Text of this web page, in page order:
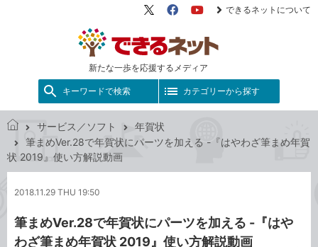
新たな一歩を応援するメディア
X（旧
FacebookYouTube
できるネットについて
キーワードで検索 カテゴリーから探す
で
き
ッ
サービス／ソフト
年賀状
筆まめVer.28で年賀状にパーツを加える -『はやわざ筆まめ年賀
状 2019』使い方解説動画
2018.11.29 THU 19:50
筆まめVer.28で年賀状にパーツを加える -『はや
わざ筆まめ年賀状 2019』使い方解説動画